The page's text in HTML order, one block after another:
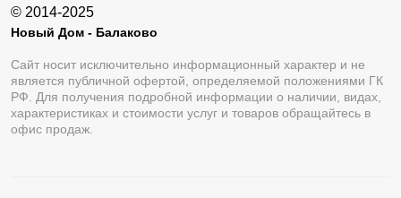
© 2014-2025
Новый Дом - Балаково
Сайт носит исключительно информационный характер и не
является публичной офертой, определяемой положениями ГК
РФ. Для получения подробной информации о наличии, видах,
характеристиках и стоимости услуг и товаров обращайтесь в
офис продаж.